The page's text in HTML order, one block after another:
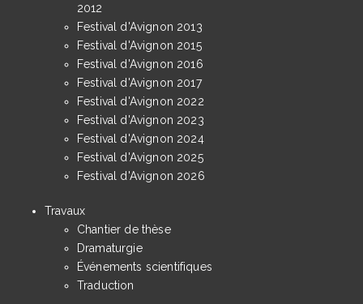
2012
Festival d'Avignon 2013
Festival d'Avignon 2015
Festival d'Avignon 2016
Festival d'Avignon 2017
Festival d'Avignon 2022
Festival d'Avignon 2023
Festival d'Avignon 2024
Festival d'Avignon 2025
Festival d'Avignon 2026
Travaux
Chantier de thèse
Dramaturgie
Événements scientifiques
Traduction